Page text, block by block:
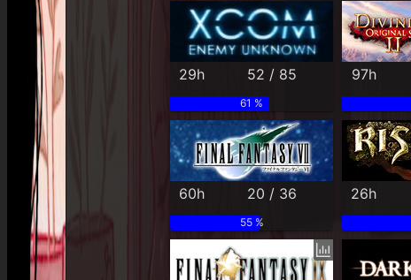
29h 52 / 85
61 %
97h
60h 20 / 36
55 %
26h